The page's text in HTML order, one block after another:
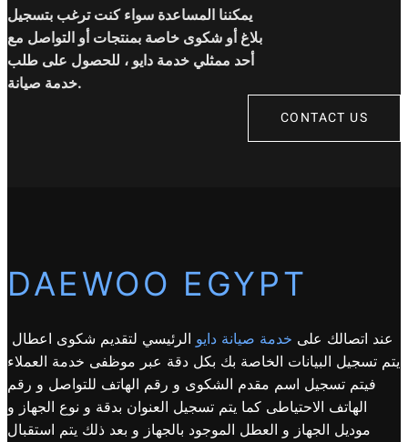
يمكننا المساعدة سواء كنت ترغب بتسجيل
بلاغ أو شكوى خاصة بمنتجات أو التواصل مع
أحد ممثلي خدمة دايو ، للحصول على طلب
خدمة صيانة.
CONTACT US
DAEWOO EGYPT
عند اتصالك على خدمة صيانة دايو الرئيسي لتقديم شكوى اعطال
يتم تسجيل البيانات الخاصة بك بكل دقة عبر موظفى خدمة العملاء
فيتم تسجيل اسم مقدم الشكوى و رقم الهاتف للتواصل و رقم
الهاتف الاحتياطى كما يتم تسجيل العنوان بدقة و نوع الجهاز و
موديل الجهاز و العطل الموجود بالجهاز و بعد ذلك يتم استقبال